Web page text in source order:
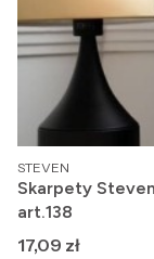
PRODUCENT
STEVEN
Skarpety
art.138
Cena
17,09 zł